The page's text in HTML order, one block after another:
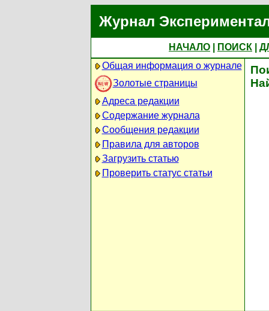
Журнал
НАЧАЛО ПОИСК
Общая информация о журнале
Золотые страницы
Адреса редакции
Содержание журнала
Сообщения редакции
Правила для авторов
Загрузить статью
Проверить статус статьи